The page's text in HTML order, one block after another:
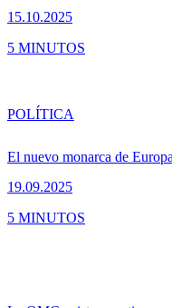
15.10.2025
5 MINUTOS
El nuevo monarca de
19.09.2025
POLÍTICA
5 MINUTOS